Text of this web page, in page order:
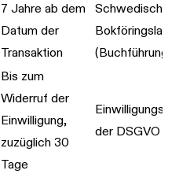
7 Jahre ab dem
Datum der
Transaktion
Schwedisches
Bokföringslag
Bis zum
Widerruf der
Einwilligung,
zuzüglich 30
Tage
der DSGVO